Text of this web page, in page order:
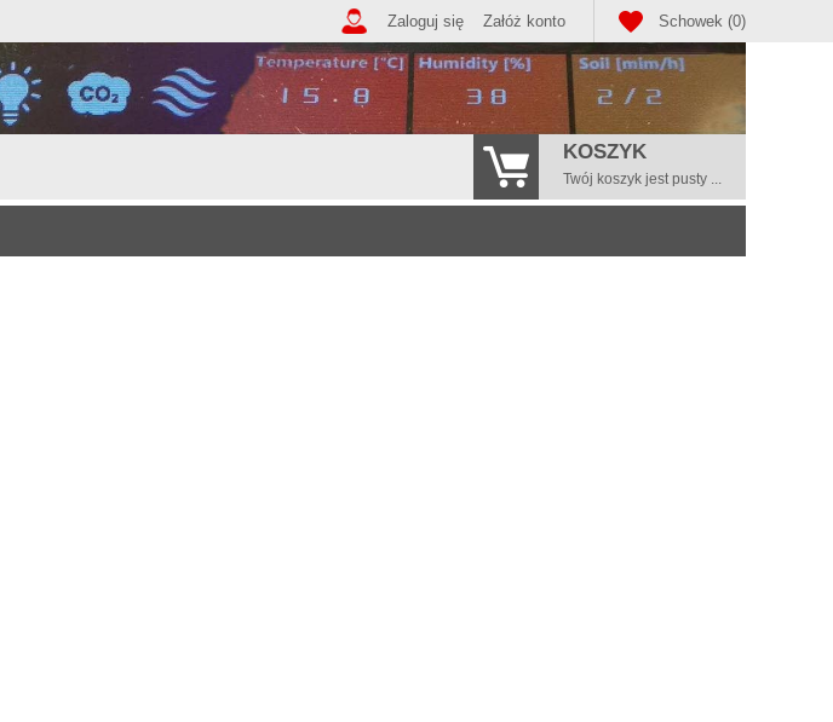
Schowek (0)
Zaloguj się Załóż konto
KOSZYK
Twój koszyk jest pusty ...